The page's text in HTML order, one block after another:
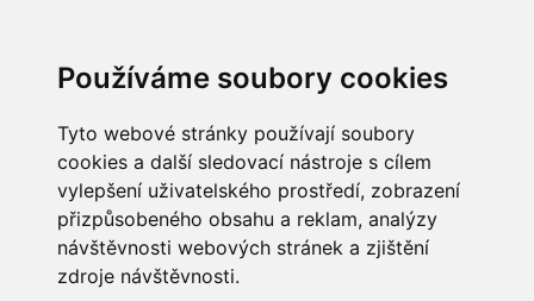
Používáme soubory cookies
Tyto webové stránky používají soubory
cookies a další sledovací nástroje s cílem
vylepšení uživatelského prostředí, zobrazení
přizpůsobeného obsahu a reklam, analýzy
návštěvnosti webových stránek a zjištění
zdroje návštěvnosti.